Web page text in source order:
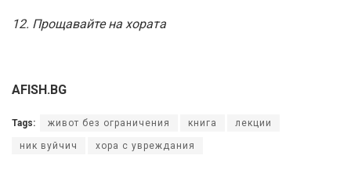
12. Прощавайте на хората
AFISH.BG
Tags: живот без ограничения книга лекции
ник вуйчич хора с увреждания